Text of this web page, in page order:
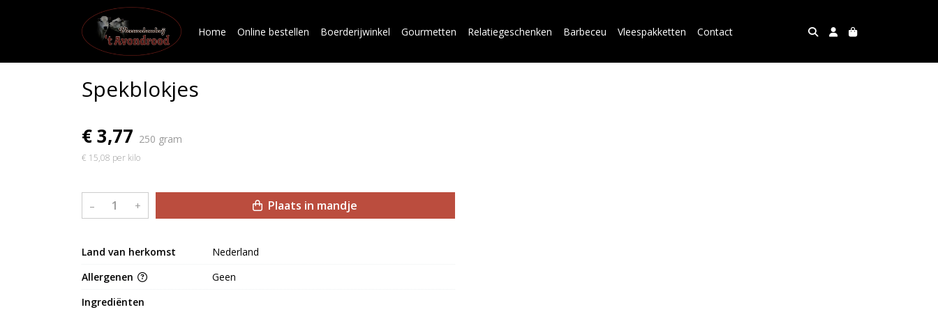
Home Online bestellen Boerderijwinkel Gourmetten Relatiegeschenken Barbeceu Vleespakketten Contact
Spekblokjes
€ 3,77 250 gram
€ 15,08 per kilo
– + Plaats in mandje
Land van herkomst
Nederland
Allergenen
Geen
Ingrediënten